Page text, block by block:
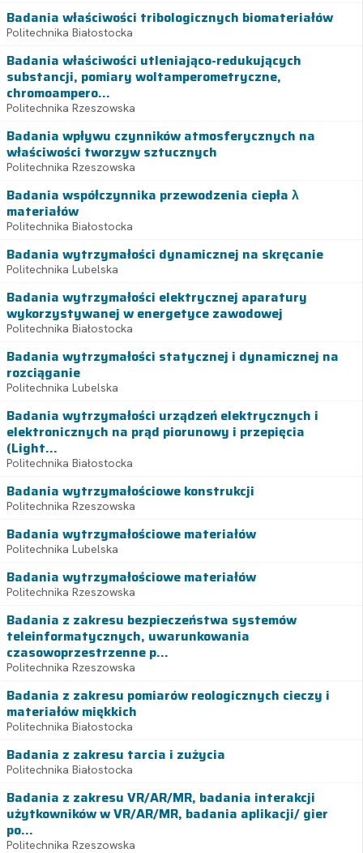
Badania właściwości tribologicznych biomateriałów
Politechnika Białostocka
Badania właściwości utleniająco-redukujących
substancji, pomiary woltamperometryczne,
chromoampero...
Politechnika Rzeszowska
Badania wpływu czynników atmosferycznych na
właściwości tworzyw sztucznych
Politechnika Rzeszowska
Badania współczynnika przewodzenia ciepła λ
materiałów
Politechnika Białostocka
Badania wytrzymałości dynamicznej na skręcanie
Politechnika Lubelska
Badania wytrzymałości elektrycznej aparatury
wykorzystywanej w energetyce zawodowej
Politechnika Białostocka
Badania wytrzymałości statycznej i dynamicznej na
rozciąganie
Politechnika Lubelska
Badania wytrzymałości urządzeń elektrycznych i
elektronicznych na prąd piorunowy i przepięcia
(Light...
Politechnika Białostocka
Badania wytrzymałościowe konstrukcji
Politechnika Rzeszowska
Badania wytrzymałościowe materiałów
Politechnika Lubelska
Badania wytrzymałościowe materiałów
Politechnika Rzeszowska
Badania z zakresu bezpieczeństwa systemów
teleinformatycznych, uwarunkowania
czasowoprzestrzenne p...
Politechnika Rzeszowska
Badania z zakresu pomiarów reologicznych cieczy i
materiałów miękkich
Politechnika Białostocka
Badania z zakresu tarcia i zużycia
Politechnika Białostocka
Badania z zakresu VR/AR/MR, badania interakcji
użytkowników w VR/AR/MR, badania aplikacji/ gier
po...
Politechnika Rzeszowska